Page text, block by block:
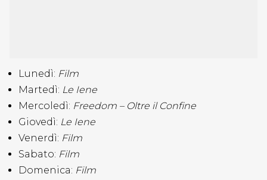
Lunedì: Film
Martedì: Le Iene
Mercoledì: Freedom – Oltre il Confine
Giovedì: Le Iene
Venerdì: Film
Sabato: Film
Domenica: Film